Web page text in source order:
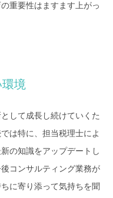
重要性はますます上がっ
境
して成長し続けていくた
は特に、担当税理士によ
の知識をアップデートし
コンサルティング業務が
に寄り添って気持ちを聞